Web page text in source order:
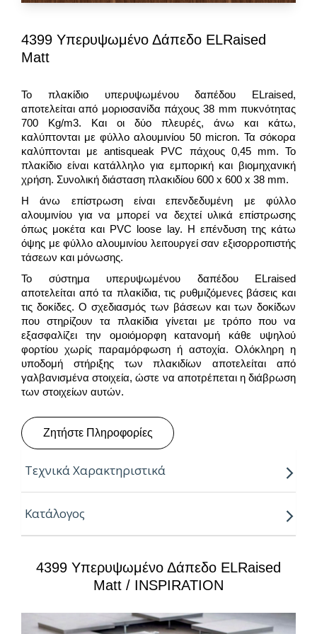
4399 Υπερυψωμένο Δάπεδο ELRaised
Matt
Το πλακίδιο υπερυψωμένου δαπέδου ELraised,
αποτελείται από μοριοσανίδα πάχους 38 mm πυκνότητας
700 Kg/m3. Και οι δύο πλευρές, άνω και κάτω,
καλύπτονται με φύλλο αλουμινίου 50 micron. Τα σόκορα
καλύπτονται με antisqueak PVC πάχους 0,45 mm. Το
πλακίδιο είναι κατάλληλο για εμπορική και βιομηχανική
χρήση. Συνολική διάσταση πλακιδίου 600 x 600 x 38 mm.
Η άνω επίστρωση είναι επενδεδυμένη με φύλλο
αλουμινίου για να μπορεί να δεχτεί υλικά επίστρωσης
όπως μοκέτα και PVC loose lay. Η επένδυση της κάτω
όψης με φύλλο αλουμινίου λειτουργεί σαν εξισορροπιστής
τάσεων και μόνωσης.
Το σύστημα υπερυψωμένου δαπέδου ELraised
αποτελείται από τα πλακίδια, τις ρυθμιζόμενες βάσεις και
τις δοκίδες. Ο σχεδιασμός των βάσεων και των δοκίδων
που στηρίζουν τα πλακίδια γίνεται με τρόπο που να
εξασφαλίζει την ομοιόμορφη κατανομή κάθε υψηλού
φορτίου χωρίς παραμόρφωση ή αστοχία. Ολόκληρη η
υποδομή στήριξης των πλακιδίων αποτελείται από
γαλβανισμένα στοιχεία, ώστε να αποτρέπεται η διάβρωση
των στοιχείων αυτών.
Ζητήστε Πληροφορίες
Τεχνικά Χαρακτηριστικά
Υπερυψωμένο δάπεδο EL-C38 A-A, διαστάσεων
600x600mm, πάχος 38mm.
κτίρια γραφείων
χώρους συνάθροισης κοινού
βιομηχανικούς χώρους
Κατάλογος
4399 Υπερυψωμένο Δάπεδο ELRaised
Matt / INSPIRATION